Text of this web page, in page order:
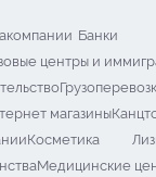
Банки
центры и
магазины
Косметика
Медицинские